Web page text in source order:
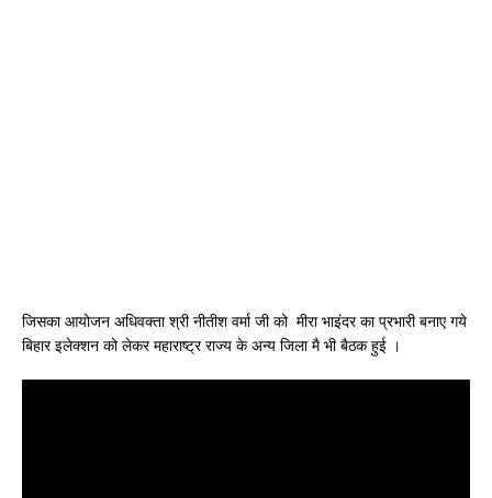
जिसका आयोजन अधिवक्ता श्री नीतीश वर्मा जी को मीरा भाइंदर का प्रभारी बनाए गये
बिहार इलेक्शन को लेकर महाराष्ट्र राज्य के अन्य जिला मै भी बैठक हुई ।